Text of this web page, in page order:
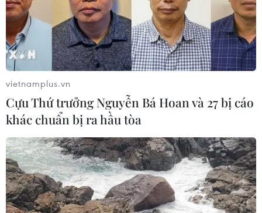
vietnamplus.vn
Cựu Thứ trưởng Nguyễn Bá Hoan và 27 bị cáo
khác chuẩn bị ra hầu tòa